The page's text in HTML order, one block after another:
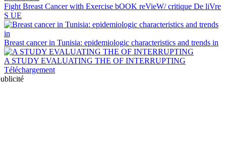
Fight Breast Cancer with Exercise bOOK reVieW/ critique De liVre
S UE
Breast cancer in Tunisia: epidemiologic characteristics and trends in
A STUDY EVALUATING THE OF INTERRUPTING
Téléchargement